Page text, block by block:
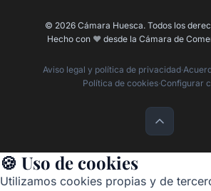
© 2026 Cámara Huesca. Todos los
Hecho con ❤️desde la Cámara de
Aviso legal y política de privacidad·
Política de cookies·Configurar
🍪 Uso de cookies
Utilizamos cookies propias y de